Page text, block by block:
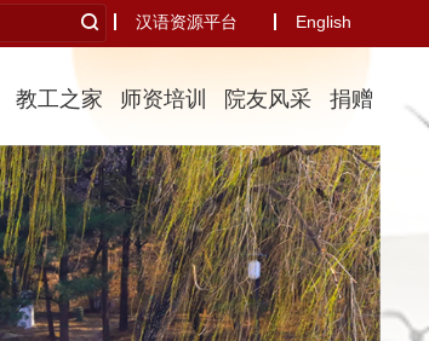
汉语资源平台 English
教工之家 师资培训 院友风采 捐赠